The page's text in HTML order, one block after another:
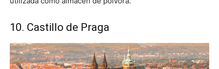
10. Castillo de Praga